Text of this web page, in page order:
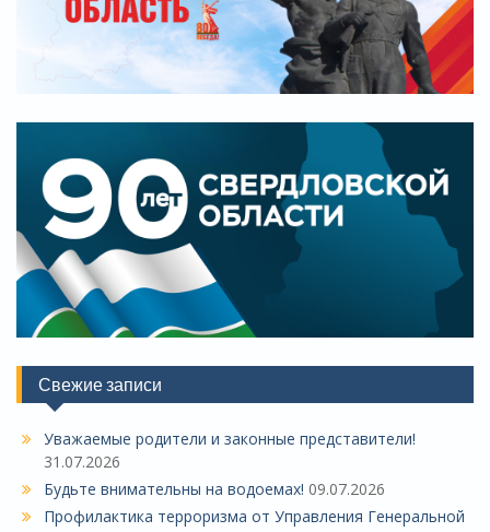
Свежие записи
Уважаемые родители и законные представители!
31.07.2026
Будьте внимательны на водоемах! 09.07.2026
Профилактика терроризма от Управления Генеральной